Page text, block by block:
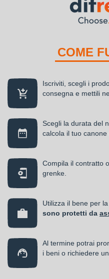
COME
Iscriviti, scegli i
consegna e mettili
Scegli la durata del
calcola il tuo canone
Compila il contratto
grenke.
Utilizza il bene per
sono protetti da
Al termine potrai
i beni o richiedere